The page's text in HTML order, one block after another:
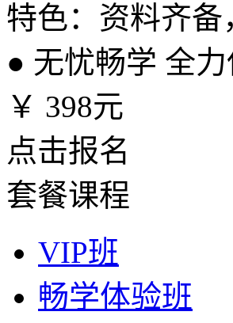
特色：资料齐备
● 无忧畅学 全
￥ 398元
点击报名
套餐课程
VIP班
畅学体验班